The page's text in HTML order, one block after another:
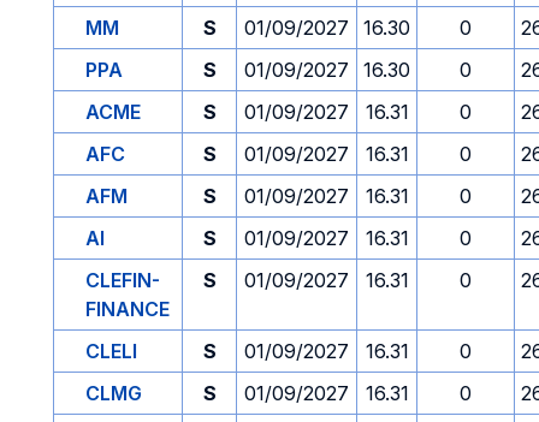
MM
S 01/09/2027 16.30 0
PPA
S 01/09/2027 16.30 0
ACME
S 01/09/2027 16.31 0
AFC
S 01/09/2027 16.31 0
AFM
S 01/09/2027 16.31 0
AI
S 01/09/2027 16.31 0
CLEFIN-
FINANCE
S 01/09/2027 16.31 0
CLELI S 01/09/2027 16.31 0
CLMG
S 01/09/2027 16.31 0